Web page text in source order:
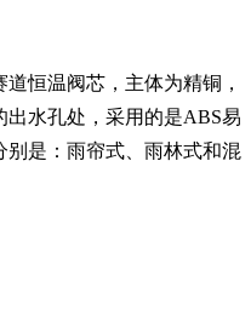
恒温阀芯，主体为精铜，
水孔处，采用的是ABS易
是：雨帘式、雨林式和混